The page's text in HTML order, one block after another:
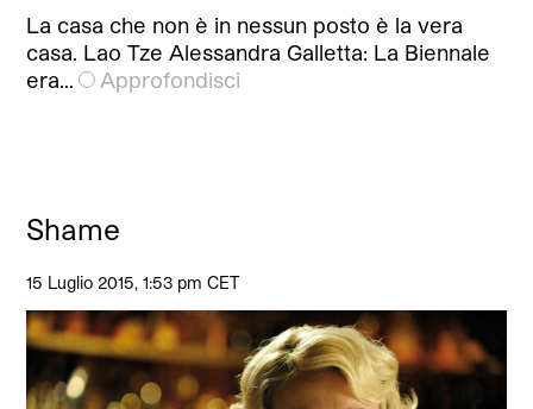
La casa che non è in nessun posto è la vera
casa. Lao Tze Alessandra Galletta: La Biennale
era…
Approfondisci
Shame
15 Luglio 2015, 1:53 pm CET